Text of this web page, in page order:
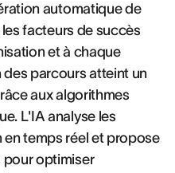
automatique de
facteurs de succès
et à chaque
des parcours atteint un
aux algorithmes
L'IA analyse les
temps réel et propose
pour optimiser